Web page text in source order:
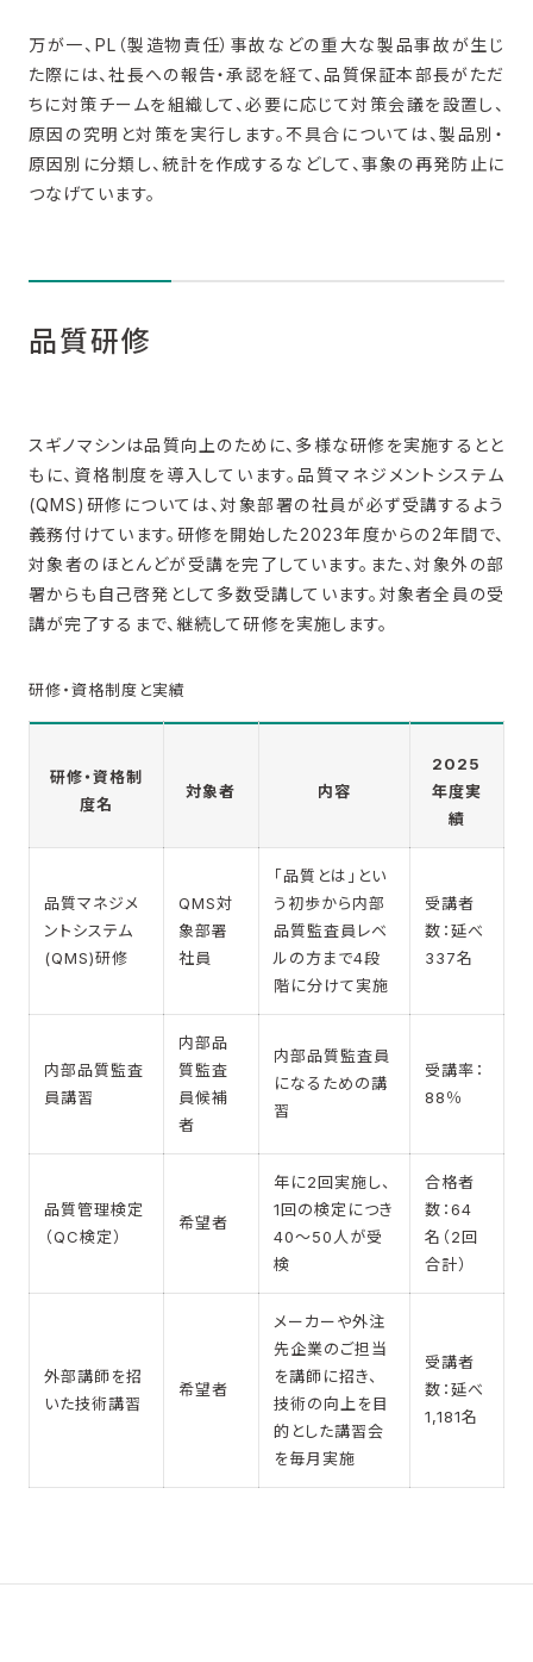
万が一、PL（製造物責任）事故などの重大な製品事故が生じ
た際には、社長への報告・承認を経て、品質保証本部長がただ
ちに対策チームを組織して、必要に応じて対策会議を設置し、
原因の究明と対策を実行します。不具合については、製品別・
原因別に分類し、統計を作成するなどして、事象の再発防止に
つなげています。
品質研修
スギノマシンは品質向上のために、多様な研修を実施するとと
もに、資格制度を導入しています。品質マネジメントシステム
(QMS) 研修については、対象部署の社員が必ず受講するよう
義務付けています。研修を開始した2023年度からの2年間で、
対象者のほとんどが受講を完了しています。また、対象外の部
署からも自己啓発として多数受講しています。対象者全員の受
講が完了するまで、継続して研修を実施します。
研修・資格制度と実績
研修・資格制
度名
対象者 内容
2025
年度実
績
品質マネジメ
ントシステム
(QMS)研修
QMS対
象部署
社員
「品質とは」とい
う初歩から内部
品質監査員レベ
ルの方まで4段
階に分けて実施
受講者
数：延べ
337名
内部品質監査
員講習
内部品
質監査
員候補
者
内部品質監査員
になるための講
習
受講率：
88％
品質管理検定
（QC検定）
希望者
年に2回実施し、
1回の検定につき
40～50人が受
検
合格者
数：64
名（2回
合計）
外部講師を招
いた技術講習
希望者
メーカーや外注
先企業のご担当
を講師に招き、
技術の向上を目
的とした講習会
を毎月実施
受講者
数：延べ
1,181名